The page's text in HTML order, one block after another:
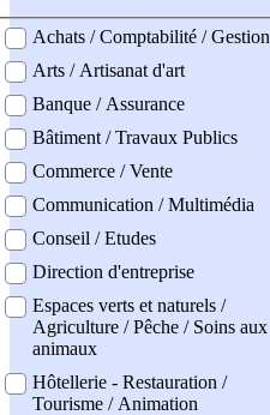
professionel
Achats / Comptabilité / Gestion
Arts / Artisanat d'art
Banque / Assurance
Bâtiment / Travaux Publics
Commerce / Vente
Communication / Multimédia
Conseil / Etudes
Direction d'entreprise
Espaces verts et naturels /
Agriculture / Pêche / Soins aux
animaux
Hôtellerie - Restauration /
Tourisme / Animation